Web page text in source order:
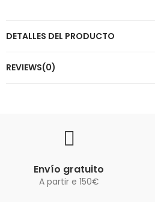
DETALLES DEL PRODUCTO
REVIEWS(0)
Envío gratuito
A partir e 150€